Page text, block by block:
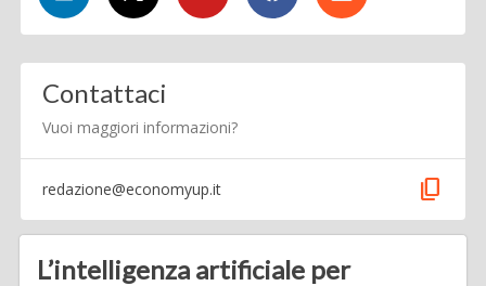
Contattaci
Vuoi maggiori informazioni?
redazione@economyup.it content_copy
L’intelligenza artificiale per